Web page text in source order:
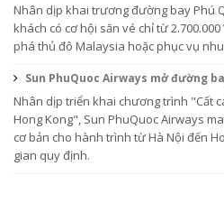
Nhân dịp khai trương đường bay Phú
khách có cơ hội săn vé chỉ từ
phá thủ đô Malaysia hoặc phục vụ
Sun PhuQuoc Airways mở đường
Nhân dịp triển khai chương trình "Cất
Hong Kong", Sun PhuQuoc Airways
cơ bản cho hành trình từ Hà Nội đến
gian quy định.